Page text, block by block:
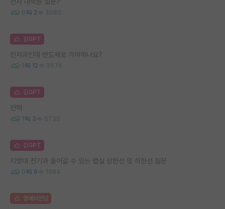
0 2 4080
김GPT
전자과인데 반도체로 가야하나요?
1 12 3576
김GPT
컨택
1 3 5736
김GPT
지방대 전기과 들어갈 수 있는 랩실 상한선 및 하한선 질문
0 9 1984
명예의전당